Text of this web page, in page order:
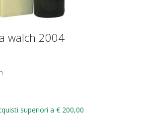
walch 2004
superiori a € 200,00